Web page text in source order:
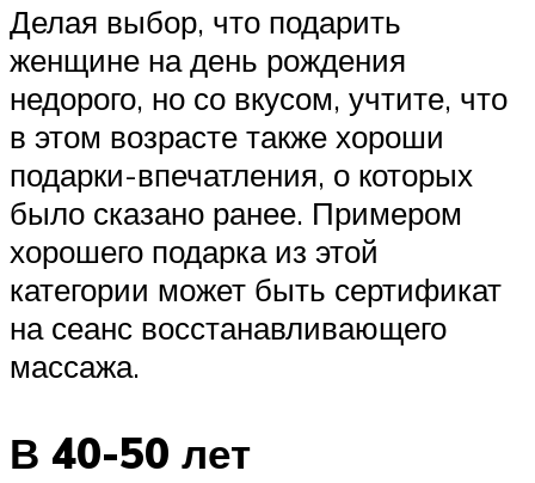
Делая выбор, что подарить
женщине на день рождения
недорого, но со вкусом, учтите, что
в этом возрасте также хороши
подарки-впечатления, о которых
было сказано ранее. Примером
хорошего подарка из этой
категории может быть сертификат
на сеанс восстанавливающего
массажа.
В 40-50 лет